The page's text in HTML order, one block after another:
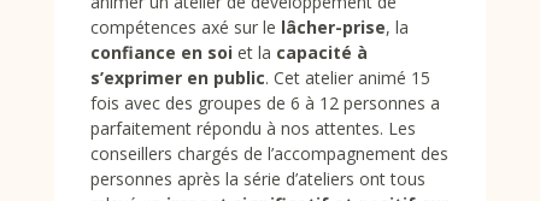
compétences axé sur le lâcher-prise, la
confiance en soiet la capacité à
s’exprimer en public. Cet atelier animé 15
fois avec des groupes de 6 à 12 personnes a
parfaitement répondu à nos attentes. Les
conseillers chargés de l’accompagnement des
personnes après la série d’ateliers ont tous